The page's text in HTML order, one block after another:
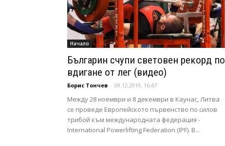
Начало
Българин счупи световен рекорд по
вдигане от лег (видео)
Борис Тончев - 09.12.2019, 16:47
Между 28 ноември и 8 декември в Каунас, Литва
се проведе Европейското първенство по силов
трибой към международната федерация -
International Powerlifting Federation (IPF). В...